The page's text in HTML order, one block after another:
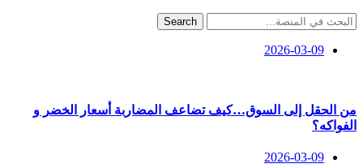
Search
2026-03-09
من الحقل إلى السوق…كيف تضاعف المضاربة أسعار الخضر و
الفواكه؟
2026-03-09